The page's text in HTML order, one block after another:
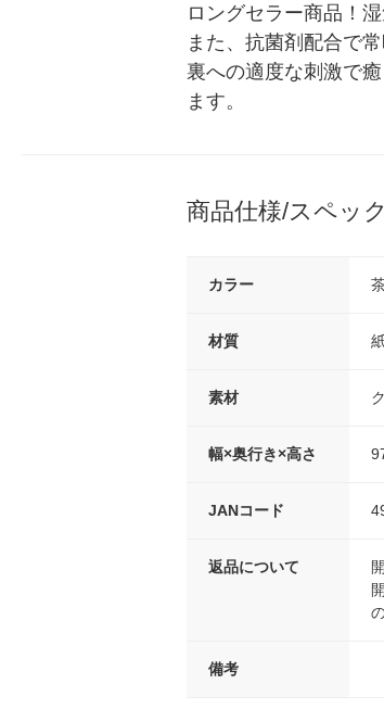
ロングセラー商品！
また、抗菌剤配合で
裏への適度な刺激で
ます。
商品仕様/スペック
カラー
材質
素材
幅×奥行き×高さ
JANコード
返品について
備考